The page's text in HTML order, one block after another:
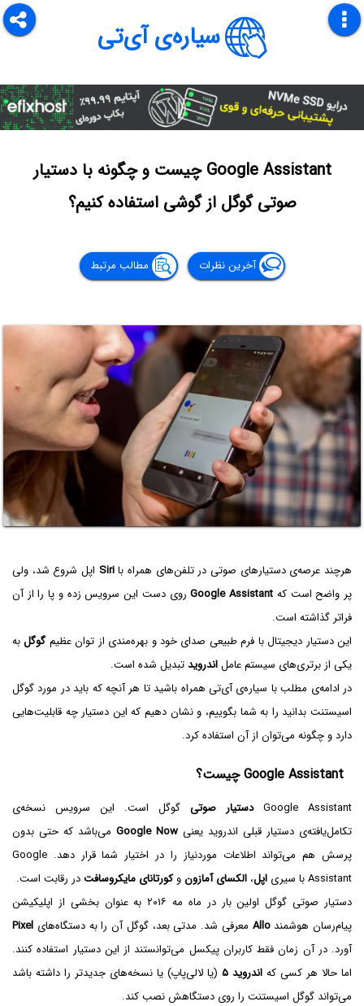
سیاره‌ی آی‌تی
Google Assistant چیست و چگونه با دستیار
صوتی گوگل از گوشی استفاده کنیم؟
آخرین نظرات مطالب مرتبط
هرچند عرصه‌ی دستیارهای صوتی در تلفن‌های همراه باSiri اپل شروع شد، ولی
پر واضح است که Google Assistantروی دست این سرویس زده و پا را از آن
فراتر گذاشته است.
این دستیار دیجیتال با فرم طبیعی صدای خود و بهره‌مندی از توان عظیمگوگلبه
یکی از برتری‌های سیستم عاملاندرویدتبدیل شده است.
در ادامه‌ی مطلب با سیاره‌ی آی‌تی همراه باشید تا هر آنچه که باید در مورد گوگل
اسیستنت بدانید را به شما بگوییم، و نشان دهیم که این دستیار چه قابلیت‌هایی
دارد و چگونه می‌توان از آن استفاده کرد.
Google Assistant چیست؟
Google Assistant دستیار صوتی گوگل است. این سرویس نسخه‌ی
تکامل‌یافته‌ی دستیار قبلی اندروید یعنی Google Now می‌باشد که حتی بدون
پرسش هم می‌تواند اطلاعات موردنیاز را در اختیار شما قرار دهد. Google
Assistant با سیری
اپل، الکسای آمازونوکورتانای مایکروسافتدر رقابت است.
دستیار صوتی گوگل اولین بار در ماه مه ۲۰۱۶ به عنوان بخشی از اپلیکیشن
پیام‌رسان هوشمندAllo معرفی شد. مدتی بعد، گوگل آن را به دستگاه‌های Pixel
آورد. در آن زمان فقط کاربران پیکسل می‌توانستند از این دستیار استفاده کنند.
اما حالا هر کسی که اندروید ۵
(یا لالی‌پاپ) یا نسخه‌های جدیدتر را داشته باشد
می‌تواند گوگل اسیستنت را روی دستگاهش نصب کند.